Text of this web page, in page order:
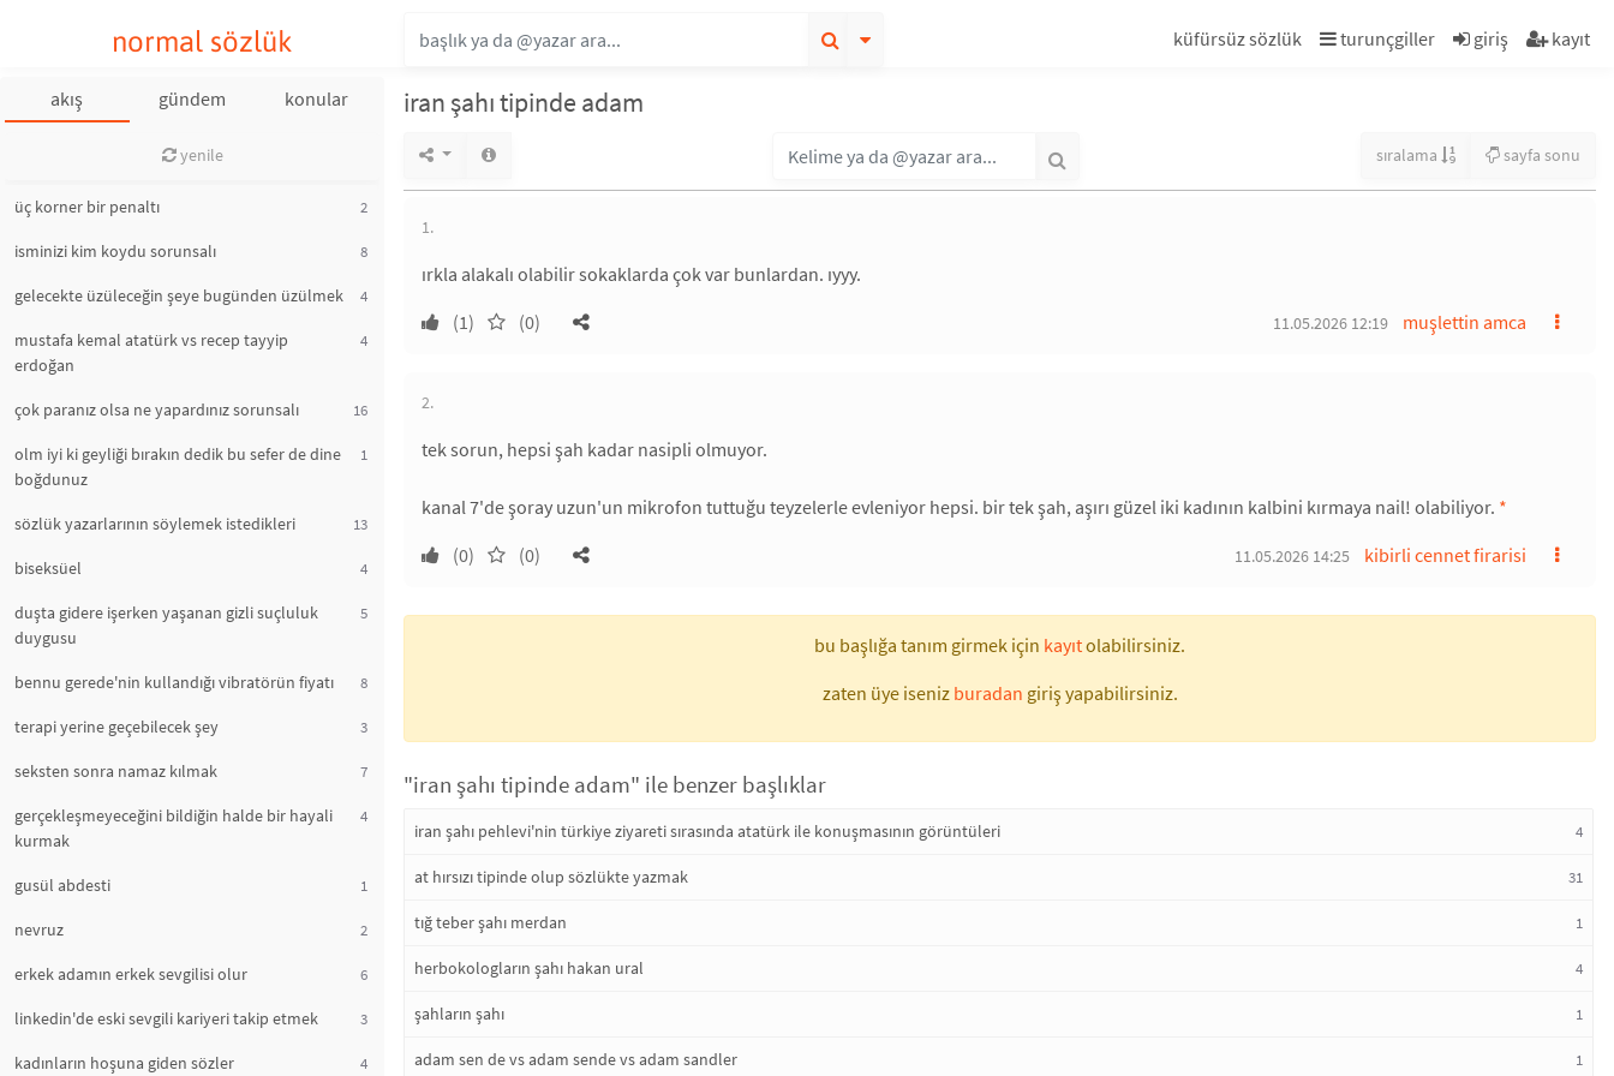
normal sözlük küfürsüz sözlük turunçgiller giriş kayıt
akış gündem konular
yenile
üç korner bir penaltı 2
isminizi kim koydu sorunsalı 8
gelecekte üzüleceğin şeye bugünden üzülmek 4
mustafa kemal atatürk vs recep tayyip
erdoğan
4
çok paranız olsa ne yapardınız sorunsalı 16
olm iyi ki geyliği bırakın dedik bu sefer de dine
boğdunuz
1
sözlük yazarlarının söylemek istedikleri 13
biseksüel 4
duşta gidere işerken yaşanan gizli suçluluk
duygusu
5
bennu gerede'nin kullandığı vibratörün fiyatı 8
terapi yerine geçebilecek şey 3
seksten sonra namaz kılmak 7
gerçekleşmeyeceğini bildiğin halde bir hayali
kurmak
4
gusül abdesti 1
nevruz 2
erkek adamın erkek sevgilisi olur 6
linkedin'de eski sevgili kariyeri takip etmek 3
kadınların hoşuna giden sözler 4
iran şahı tipinde adam
sıralama sayfa sonu
1.
ırkla alakalı olabilir sokaklarda çok var bunlardan. ıyyy.
(1)
(0) muşlettin amca
11.05.2026 12:19
2.
tek sorun, hepsi şah kadar nasipli olmuyor.
kanal 7'de şoray uzun'un mikrofon tuttuğu teyzelerle evleniyor hepsi. bir tek şah, aşırı güzel iki kadının kalbini kırmaya nail! olabiliyor. *
(0)
(0) kibirli cennet firarisi
11.05.2026 14:25
bu başlığa tanım girmek için kayıtolabilirsiniz.
zaten üye iseniz buradan giriş yapabilirsiniz.
"iran şahı tipinde adam" ile benzer başlıklar
iran şahı pehlevi'nin türkiye ziyareti sırasında atatürk ile konuşmasının görüntüleri 4
at hırsızı tipinde olup sözlükte yazmak 31
tığ teber şahı merdan 1
herbokologların şahı hakan ural 4
şahların şahı 1
adam sen de vs adam sende vs adam sandler 1